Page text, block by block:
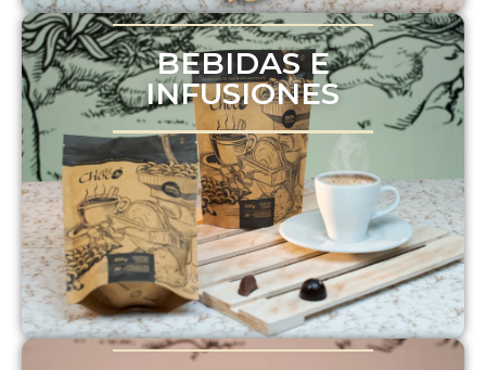
BEBIDAS E
INFUSIONES